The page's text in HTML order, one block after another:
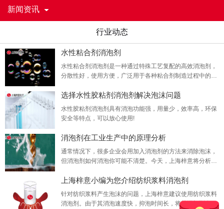
新闻资讯
行业动态
水性粘合剂消泡剂
水性粘合剂消泡剂是一种通过特殊工艺复配的高效消泡剂，
分散性好，使用方便，广泛用于各种粘合剂制造过程中的消
选择水性胶粘剂消泡剂解决泡沫问题
水性胶粘剂消泡剂具有消泡功能强，用量少，效率高，环保
安全等特点，可以放心使用!
消泡剂在工业生产中的原理分析
通常情况下，很多企业会用加入消泡剂的方法来消除泡沫，
但消泡剂如何消泡你可能不清楚。今天，上海梓意将分析消
上海梓意小编为您介绍纺织浆料消泡剂
针对纺织浆料产生泡沫的问题，上海梓意建议使用纺织浆料
消泡剂。由于其消泡速度快，抑泡时间长，将其添加到发泡